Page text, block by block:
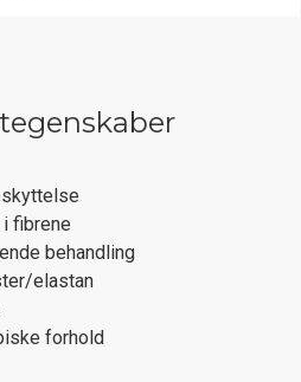
fibrene
behandling
elastan
forhold